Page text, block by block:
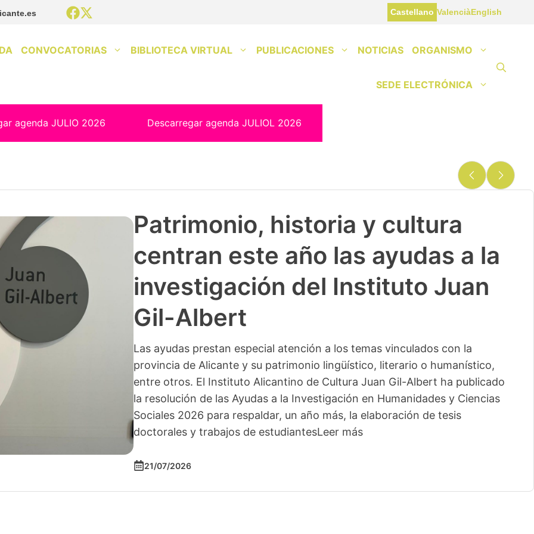
Castellano ValenciàEnglish
CONVOCATORIAS BIBLIOTECA VIRTUAL PUBLICACIONES NOTICIAS ORGANISMO
SEDE ELECTRÓNICA
agenda JULIO 2026 Descarregar agenda JULIOL 2026
Patrimonio, historia y cultura
centran este año las ayudas a la
investigación del Instituto Juan
Gil-Albert
Las ayudas prestan especial atención a los temas vinculados con la
provincia de Alicante y su patrimonio lingüístico, literario o humanístico,
entre otros. El Instituto Alicantino de Cultura Juan Gil-Albert ha publicado
la resolución de las Ayudas a la Investigación en Humanidades y Ciencias
Sociales 2026 para respaldar, un año más, la elaboración de tesis
doctorales y trabajos de estudiantesLeer más
21/07/2026